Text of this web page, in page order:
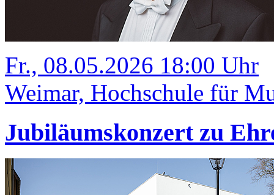
Fr., 08.05.2026 18:00 Uhr
Weimar, Hochschule für
Jubiläumskonzert zu